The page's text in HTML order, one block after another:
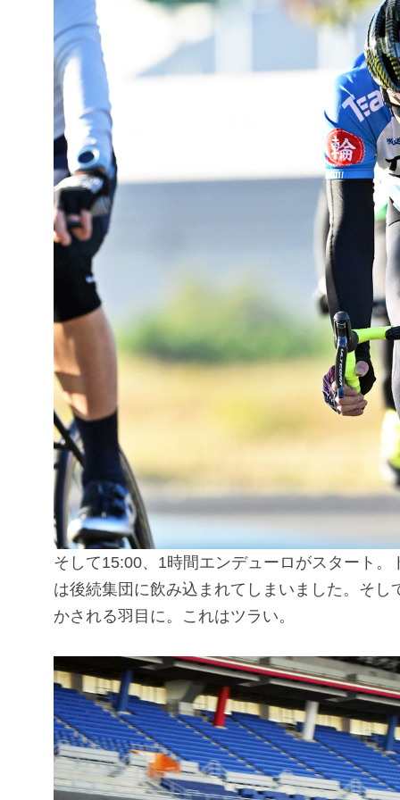
そして15:00、1時間エンデューロがスタート
は後続集団に飲み込まれてしまいました。そ
かされる羽目に。これはツラい。